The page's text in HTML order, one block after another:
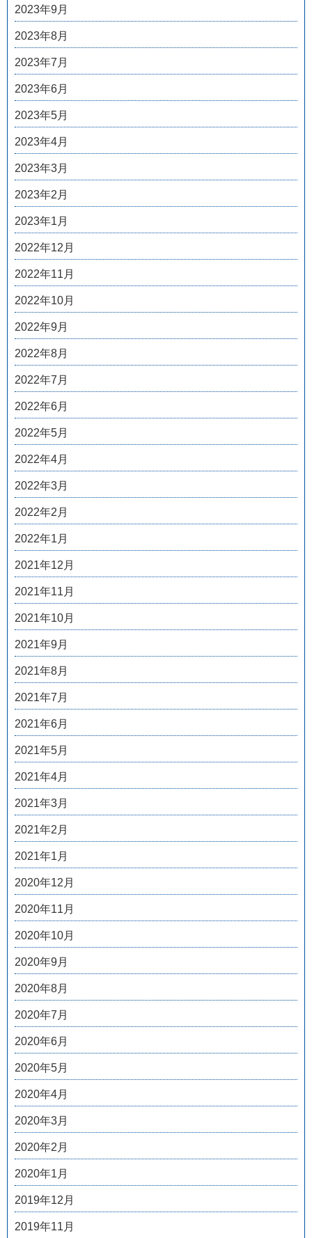
2023年9月
2023年8月
2023年7月
2023年6月
2023年5月
2023年4月
2023年3月
2023年2月
2023年1月
2022年12月
2022年11月
2022年10月
2022年9月
2022年8月
2022年7月
2022年6月
2022年5月
2022年4月
2022年3月
2022年2月
2022年1月
2021年12月
2021年11月
2021年10月
2021年9月
2021年8月
2021年7月
2021年6月
2021年5月
2021年4月
2021年3月
2021年2月
2021年1月
2020年12月
2020年11月
2020年10月
2020年9月
2020年8月
2020年7月
2020年6月
2020年5月
2020年4月
2020年3月
2020年2月
2020年1月
2019年12月
2019年11月